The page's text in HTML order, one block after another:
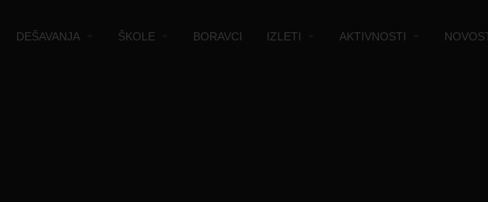
DEŠAVANJA ŠKOLE BORAVCI IZLETI AKTIVNOSTI